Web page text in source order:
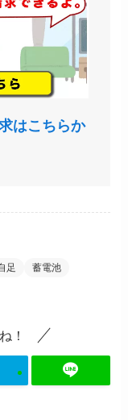
はこちらか
足
蓄電池
！